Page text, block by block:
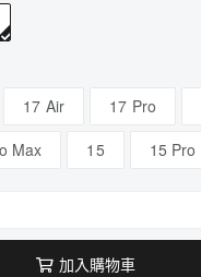
17 Air 17 Pro
Max
15 15 Pro
加入購物車